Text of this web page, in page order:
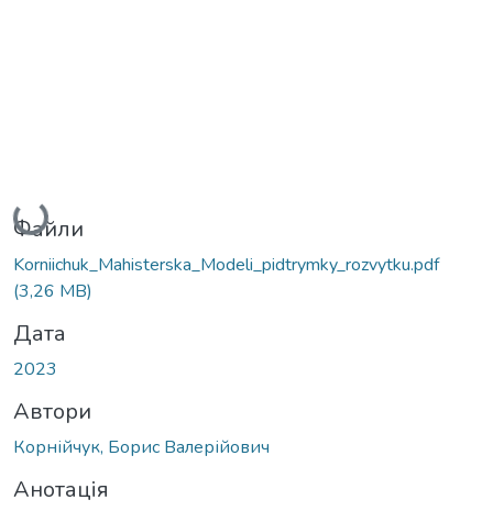
Вантажиться...
Файли
Korniichuk_Mahisterska_Modeli_pidtrymky_rozvytku.pdf
(3,26 MB)
Дата
2023
Автори
Корнійчук, Борис Валерійович
Анотація